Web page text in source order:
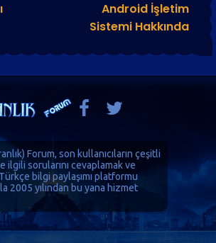
Android İşletim
Sistemi Hakkında
) Forum, son kullanıcıların çeşitli
sorularını cevaplamak ve
bilgi paylaşımı platformu
2005 yılından bu yana hizmet